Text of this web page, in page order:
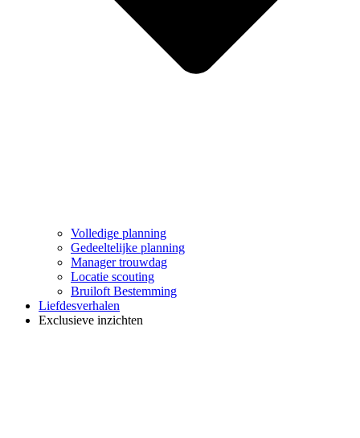
Volledige planning
Gedeeltelijke planning
Manager trouwdag
Locatie scouting
Bruiloft Bestemming
Liefdesverhalen
Exclusieve inzichten